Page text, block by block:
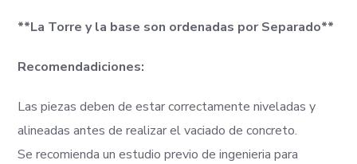
**La Torre y la base son ordenadas por Separado**
Recomendadiciones:
Las piezas deben de estar correctamente niveladas y
alineadas antes de realizar el vaciado de concreto.
Se recomienda un estudio previo de ingenieria para